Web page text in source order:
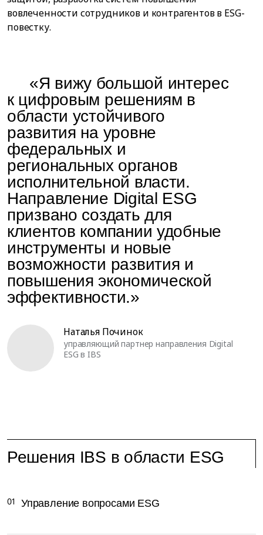
вовлеченности сотрудников и контрагентов в ESG-
повестку.
Наталья Починок
управляющий партнер направления Digital
ESG в IBS
«Я вижу большой интерес
к цифровым решениям в
области устойчивого
развития на уровне
федеральных и
региональных органов
исполнительной власти.
Направление Digital ESG
призвано создать для
клиентов компании удобные
инструменты и новые
возможности развития и
повышения экономической
эффективности.»
Решения IBS в области ESG
Управление вопросами ESG
01